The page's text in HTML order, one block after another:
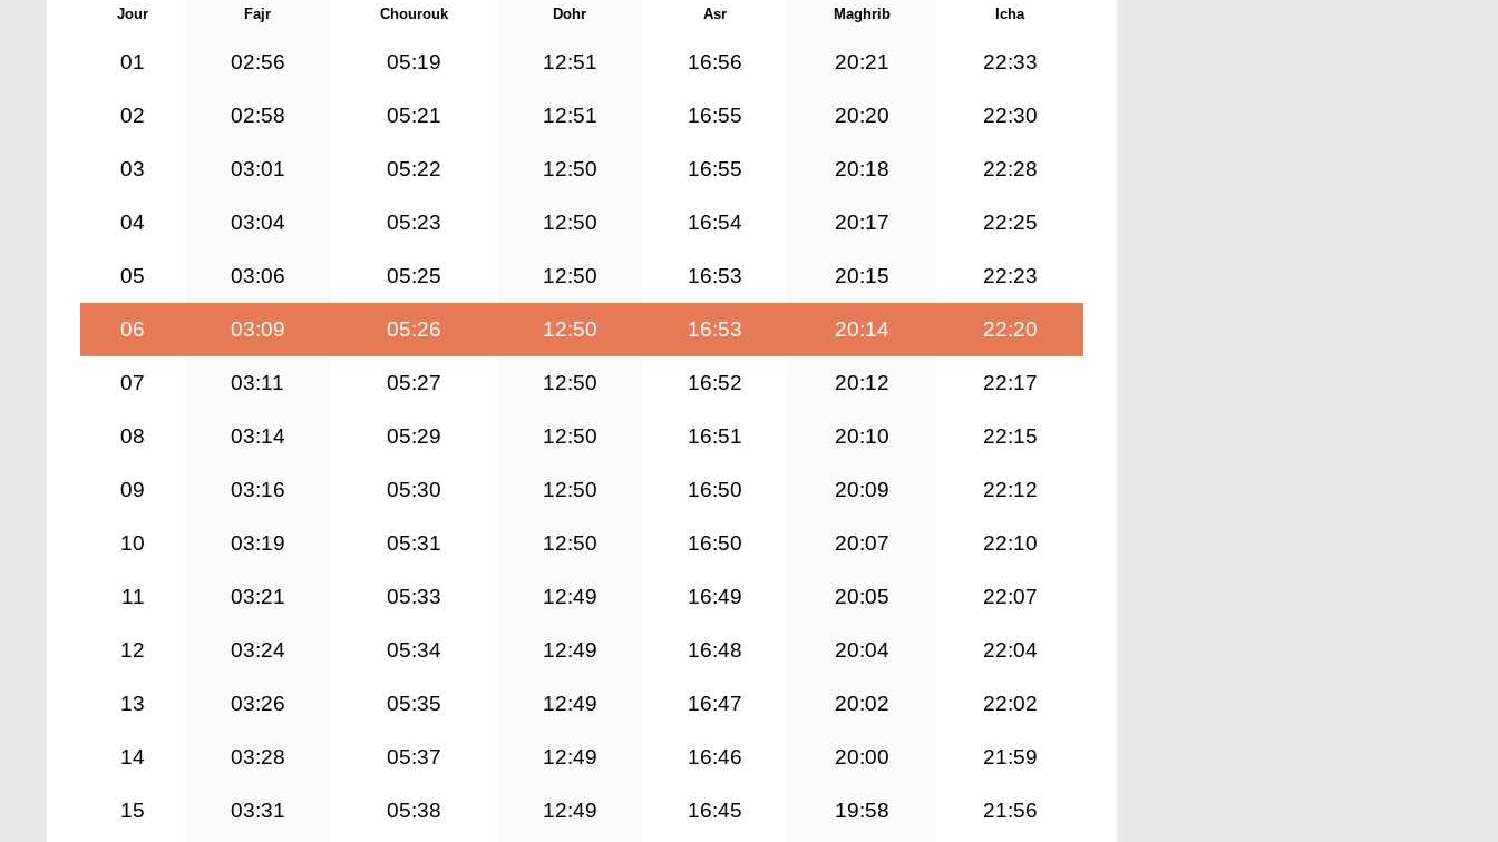
Jour Fajr Chourouk Dohr Asr Maghrib Icha
01 02:56 05:19 12:51 16:56 20:21 22:33
02 02:58 05:21 12:51 16:55 20:20 22:30
03 03:01 05:22 12:50 16:55 20:18 22:28
04 03:04 05:23 12:50 16:54 20:17 22:25
05 03:06 05:25 12:50 16:53 20:15 22:23
06 03:09 05:26 12:50 16:53 20:14 22:20
07 03:11 05:27 12:50 16:52 20:12 22:17
08 03:14 05:29 12:50 16:51 20:10 22:15
09 03:16 05:30 12:50 16:50 20:09 22:12
10 03:19 05:31 12:50 16:50 20:07 22:10
11 03:21 05:33 12:49 16:49 20:05 22:07
12 03:24 05:34 12:49 16:48 20:04 22:04
13 03:26 05:35 12:49 16:47 20:02 22:02
14 03:28 05:37 12:49 16:46 20:00 21:59
15 03:31 05:38 12:49 16:45 19:58 21:56